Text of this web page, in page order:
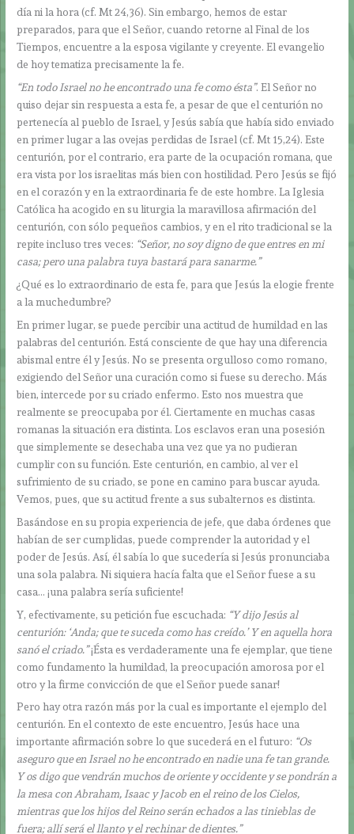
día ni la hora (cf. Mt 24,36). Sin embargo, hemos de estar
preparados, para que el Señor, cuando retorne al Final de los
Tiempos, encuentre a la esposa vigilante y creyente. El evangelio
de hoy tematiza precisamente la fe.
“En todo Israel no he encontrado una fe como ésta”. El Señor no
quiso dejar sin respuesta a esta fe, a pesar de que el centurión no
pertenecía al pueblo de Israel, y Jesús sabía que había sido enviado
en primer lugar a las ovejas perdidas de Israel (cf. Mt 15,24). Este
centurión, por el contrario, era parte de la ocupación romana, que
era vista por los israelitas más bien con hostilidad. Pero Jesús se fijó
en el corazón y en la extraordinaria fe de este hombre. La Iglesia
Católica ha acogido en su liturgia la maravillosa afirmación del
centurión, con sólo pequeños cambios, y en el rito tradicional se la
repite incluso tres veces: “Señor, no soy digno de que entres en mi
casa; pero una palabra tuya bastará para sanarme.”
¿Qué es lo extraordinario de esta fe, para que Jesús la elogie frente
a la muchedumbre?
En primer lugar, se puede percibir una actitud de humildad en las
palabras del centurión. Está consciente de que hay una diferencia
abismal entre él y Jesús. No se presenta orgulloso como romano,
exigiendo del Señor una curación como si fuese su derecho. Más
bien, intercede por su criado enfermo. Esto nos muestra que
realmente se preocupaba por él. Ciertamente en muchas casas
romanas la situación era distinta. Los esclavos eran una posesión
que simplemente se desechaba una vez que ya no pudieran
cumplir con su función. Este centurión, en cambio, al ver el
sufrimiento de su criado, se pone en camino para buscar ayuda.
Vemos, pues, que su actitud frente a sus subalternos es distinta.
Basándose en su propia experiencia de jefe, que daba órdenes que
habían de ser cumplidas, puede comprender la autoridad y el
poder de Jesús. Así, él sabía lo que sucedería si Jesús pronunciaba
una sola palabra. Ni siquiera hacía falta que el Señor fuese a su
casa… ¡una palabra sería suficiente!
Y, efectivamente, su petición fue escuchada: “Y dijo Jesús al
centurión: ‘Anda; que te suceda como has creído.’ Y en aquella hora
sanó el criado.”¡Ésta es verdaderamente una fe ejemplar, que tiene
como fundamento la humildad, la preocupación amorosa por el
otro y la firme convicción de que el Señor puede sanar!
Pero hay otra razón más por la cual es importante el ejemplo del
centurión. En el contexto de este encuentro, Jesús hace una
importante afirmación sobre lo que sucederá en el futuro: “Os
aseguro que en Israel no he encontrado en nadie una fe tan grande.
Y os digo que vendrán muchos de oriente y occidente y se pondrán a
la mesa con Abraham, Isaac y Jacob en el reino de los Cielos,
mientras que los hijos del Reino serán echados a las tinieblas de
fuera; allí será el llanto y el rechinar de dientes.”